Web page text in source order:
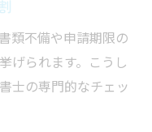
類不備や申請期限の
げられます。こうし
士の専門的なチェッ